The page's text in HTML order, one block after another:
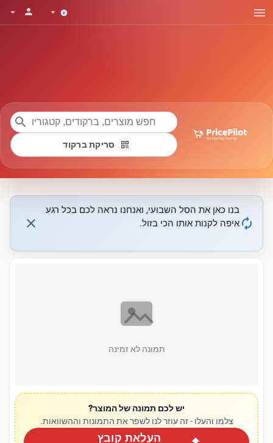
menu
arrow_drop_down
person
arrow_drop_down
search
qr_code סריקת ברקוד
autorenew
בנו כאן את הסל השבועי, ואנחנו נראה לכם בכל רגע
איפה לקנות אותו הכי בזול.
close
תמונה לא זמינה
יש לכם תמונה של המוצר?
צלמו והעלו - זה עוזר לנו לשפר את התמונות וההשוואות.
העלאת קובץ